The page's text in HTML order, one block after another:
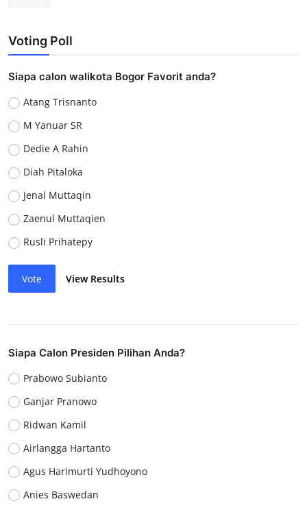
Voting Poll
Siapa calon walikota Bogor Favorit anda?
Atang Trisnanto
M Yanuar SR
Dedie A Rahin
Diah Pitaloka
Jenal Muttaqin
Zaenul Muttaqien
Rusli Prihatepy
Vote View Results
Siapa Calon Presiden Pilihan Anda?
Prabowo Subianto
Ganjar Pranowo
Ridwan Kamil
Airlangga Hartanto
Agus Harimurti Yudhoyono
Anies Baswedan